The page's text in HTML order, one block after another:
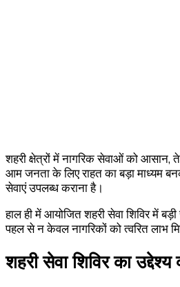
शहरी क्षेत्रों में नागरिक सेवाओं को आसान,
आम जनता के लिए राहत का बड़ा माध्यम
सेवाएं उपलब्ध कराना है।
हाल ही में आयोजित शहरी सेवा शिविर में बड़ी
पहल से न केवल नागरिकों को त्वरित लाभ
शहरी सेवा शिविर का उद्देश्य